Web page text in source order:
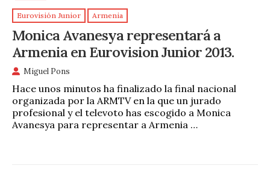
Eurovisión Junior Armenia
Monica Avanesya representará a
Armenia en Eurovision Junior 2013.
Miguel Pons
Hace unos minutos ha finalizado la final nacional
organizada por la ARMTV en la que un jurado
profesional y el televoto has escogido a Monica
Avanesya para representar a Armenia …